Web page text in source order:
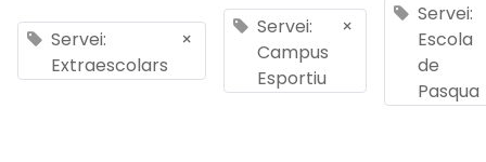
Servei:
Extraescolars
×
Servei:
Campus
Esportiu
×
Servei:
Escola
de
Pasqua